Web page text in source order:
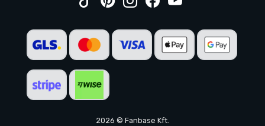
2026 © Fanbase Kft.